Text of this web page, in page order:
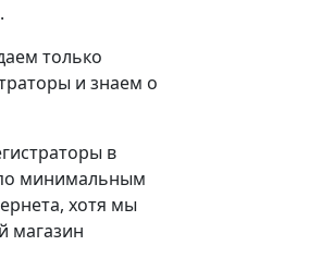
только
и знаем о
в
минимальным
хотя мы
магазин